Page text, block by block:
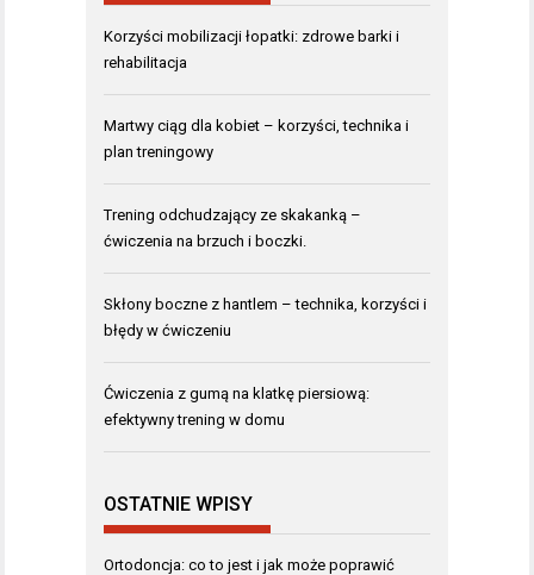
Korzyści mobilizacji łopatki: zdrowe barki i
rehabilitacja
Martwy ciąg dla kobiet – korzyści, technika i
plan treningowy
Trening odchudzający ze skakanką –
ćwiczenia na brzuch i boczki.
Skłony boczne z hantlem – technika, korzyści i
błędy w ćwiczeniu
Ćwiczenia z gumą na klatkę piersiową:
efektywny trening w domu
OSTATNIE WPISY
Ortodoncja: co to jest i jak może poprawić